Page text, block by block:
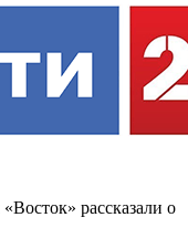
рассказали о